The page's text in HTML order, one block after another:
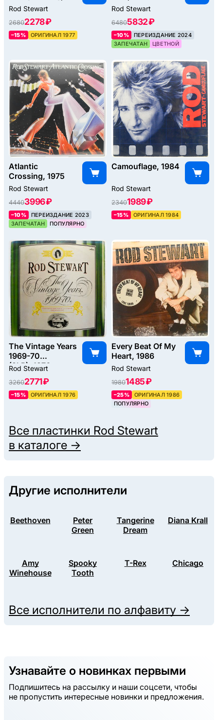
Rod Stewart
26802278 ₽
–15% ОРИГИНАЛ 1977
Rod Stewart
64805832 ₽
–10%
ПЕРЕИЗДАНИЕ 2024
ЗАПЕЧАТАН
ЦВЕТНОЙ
Atlantic
Crossing, 1975
Rod Stewart
44403996 ₽
–10%
ПЕРЕИЗДАНИЕ 2023
ЗАПЕЧАТАН
ПОПУЛЯРНО
Camouflage, 1984
Rod Stewart
23401989 ₽
–15% ОРИГИНАЛ 1984
The Vintage Years
1969-70
(2LP), 1976
Rod Stewart
32602771 ₽
–15% ОРИГИНАЛ 1976
Every Beat Of My
Heart, 1986
Rod Stewart
19801485 ₽
–25%
ОРИГИНАЛ 1986
ПОПУЛЯРНО
Все пластинки Rod Stewart
в каталоге →
Другие исполнители
Beethoven
Peter
Green
Tangerine
Dream
Diana Krall
Amy
Winehouse
Spooky
Tooth
T-Rex Chicago
Все исполнители по алфавиту →
Узнавайте о новинках первыми
Подпишитесь на рассылку и наши соцсети, чтобы
не пропустить интересные новинки и предложения.